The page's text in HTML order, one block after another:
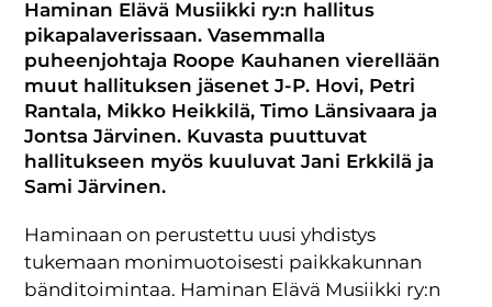
Haminan Elävä Musiikki ry:n hallitus
pikapalaverissaan. Vasemmalla
puheenjohtaja Roope Kauhanen vierellään
muut hallituksen jäsenet J-P. Hovi, Petri
Rantala, Mikko Heikkilä, Timo Länsivaara ja
Jontsa Järvinen. Kuvasta puuttuvat
hallitukseen myös kuuluvat Jani Erkkilä ja
Sami Järvinen.
Haminaan on perustettu uusi yhdistys
tukemaan monimuotoisesti paikkakunnan
bänditoimintaa. Haminan Elävä Musiikki ry:n